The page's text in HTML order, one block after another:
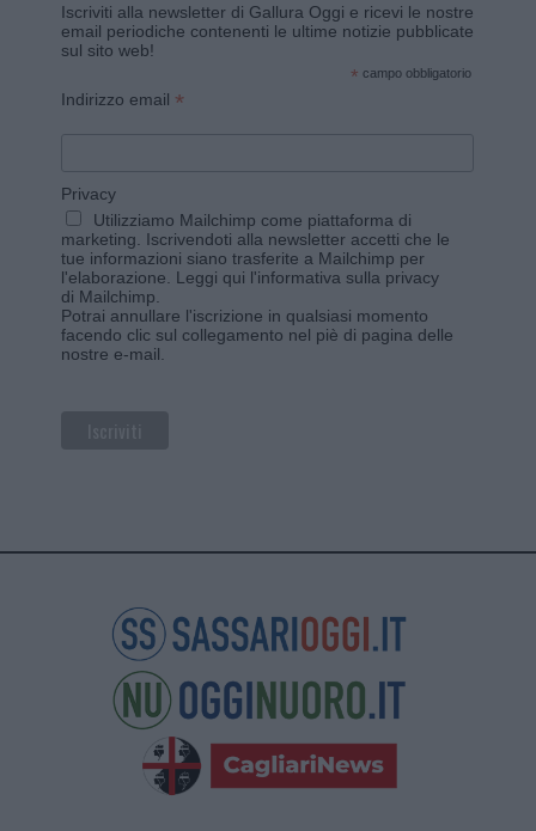
Iscriviti alla newsletter di Gallura Oggi e ricevi le nostre
email periodiche contenenti le ultime notizie pubblicate
sul sito web!
* campo obbligatorio
Indirizzo email *
Privacy
Utilizziamo Mailchimp come piattaforma di
marketing. Iscrivendoti alla newsletter accetti che le
tue informazioni siano trasferite a Mailchimp per
l'elaborazione. Leggi qui l'informativa sulla privacy
di Mailchimp.
Potrai annullare l'iscrizione in qualsiasi momento
facendo clic sul collegamento nel piè di pagina delle
nostre e-mail.